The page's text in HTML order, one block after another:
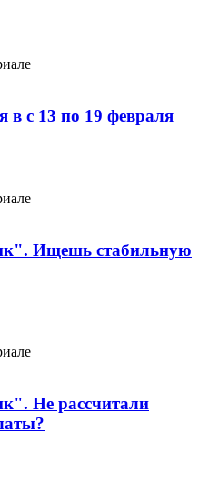
в с 13 по 19 февраля
Ищешь стабильную
Не рассчитали